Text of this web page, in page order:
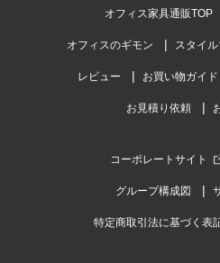
オフィス家具通販TOP
オフィスのギモン スタイル
レビュー お買い物ガイド
お見積り依頼
コーポレートサイト
グループ構成図
特定商取引法に基づく表